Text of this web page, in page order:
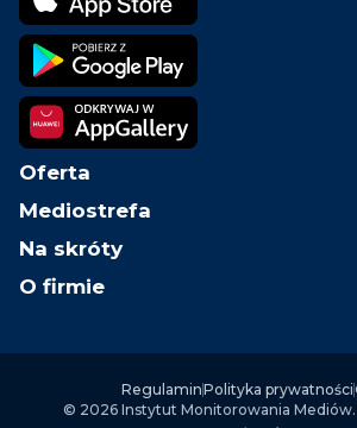
Oferta
Mediostrefa
Na skróty
O firmie
RegulaminPolityka prywatności
© 2026 Instytut Monitorowania Mediów.